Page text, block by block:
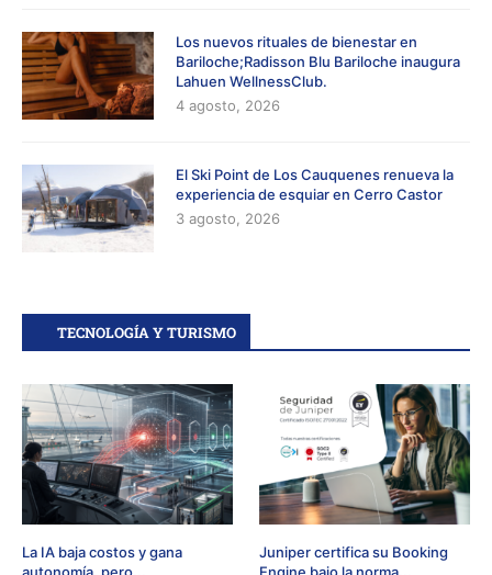
Los nuevos rituales de bienestar en
Bariloche;Radisson Blu Bariloche inaugura
Lahuen WellnessClub.
4 agosto, 2026
El Ski Point de Los Cauquenes renueva la
experiencia de esquiar en Cerro Castor
3 agosto, 2026
TECNOLOGÍA Y TURISMO
La IA baja costos y gana
Juniper certifica su Booking